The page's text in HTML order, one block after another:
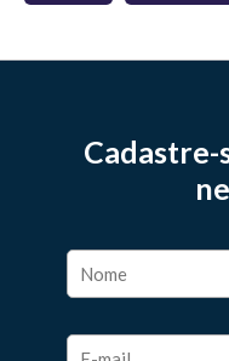
Cadastre-